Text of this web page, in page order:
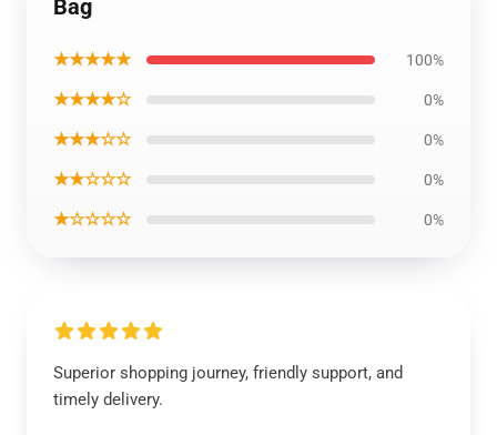
Bag
★★★★★ 100%
★★★★☆ 0%
★★★☆☆ 0%
★★☆☆☆ 0%
★☆☆☆☆ 0%
Superior shopping journey, friendly support, and
timely delivery.